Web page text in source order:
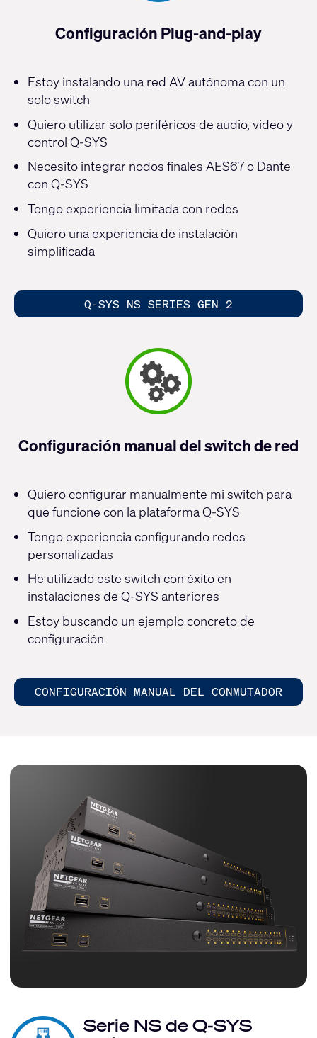
Configuración Plug-and-play
Estoy instalando una red AV autónoma con un
solo switch
Quiero utilizar solo periféricos de audio, video y
control Q-SYS
Necesito integrar nodos finales AES67 o Dante
con Q-SYS
Tengo experiencia limitada con redes
Quiero una experiencia de instalación
simplificada
Q-SYS NS SERIES GEN 2
Configuración manual del switch de red
Quiero configurar manualmente mi switch para
que funcione con la plataforma Q-SYS
Tengo experiencia configurando redes
personalizadas
He utilizado este switch con éxito en
instalaciones de Q-SYS anteriores
Estoy buscando un ejemplo concreto de
configuración
CONFIGURACIÓN MANUAL DEL CONMUTADOR
Serie NS de Q-SYS